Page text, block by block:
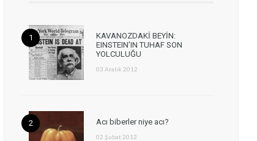
KAVANOZDAKİ BEYİN:
EINSTEIN’IN TUHAF SON
YOLCULUĞU
03 Aralık 2012
Acı biberler niye acı?
02 Şubat 2012